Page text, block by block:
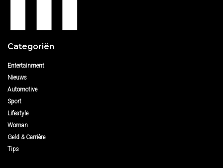
Categoriën
Entertainment
Nieuws
Automotive
Sport
Lifestyle
Woman
Geld & Carrière
Tips